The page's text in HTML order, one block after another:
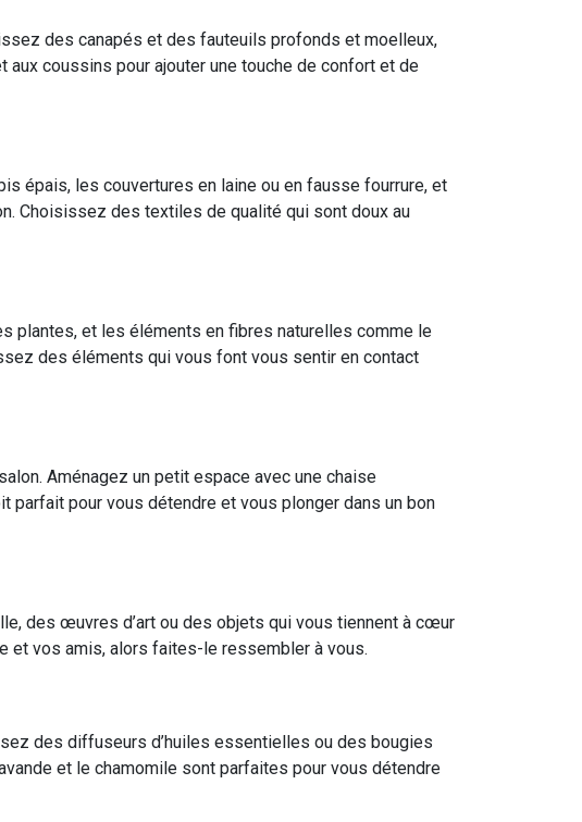
des canapés et des fauteuils profonds et moelleux,
coussins pour ajouter une touche de confort et de
épais, les couvertures en laine ou en fausse fourrure, et
Choisissez des textiles de qualité qui sont doux au
plantes, et les éléments en fibres naturelles comme le
des éléments qui vous font vous sentir en contact
Aménagez un petit espace avec une chaise
parfait pour vous détendre et vous plonger dans un bon
des œuvres d’art ou des objets qui vous tiennent à cœur
et vos amis, alors faites-le ressembler à vous.
des diffuseurs d’huiles essentielles ou des bougies
et le chamomile sont parfaites pour vous détendre